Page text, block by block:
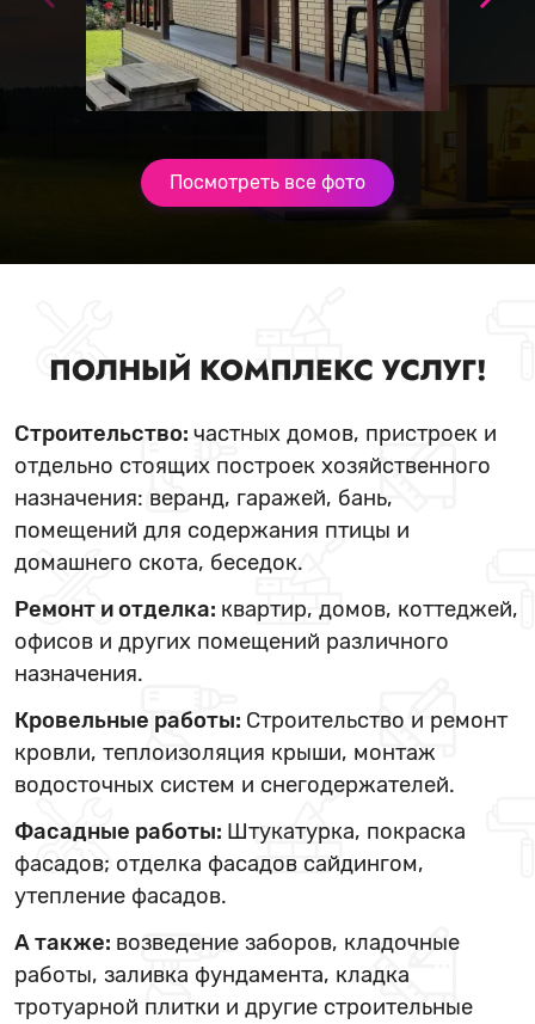
Посмотреть все фото
ПОЛНЫЙ КОМПЛЕКС УСЛУГ!
Строительство: частных домов, пристроек и
отдельно стоящих построек хозяйственного
назначения: веранд, гаражей, бань,
помещений для содержания птицы и
домашнего скота, беседок.
Ремонт и отделка: квартир, домов, коттеджей,
офисов и других помещений различного
назначения.
Кровельные работы: Строительство и ремонт
кровли, теплоизоляция крыши, монтаж
водосточных систем и снегодержателей.
Фасадные работы: Штукатурка, покраска
фасадов; отделка фасадов сайдингом,
утепление фасадов.
А также: возведение заборов, кладочные
работы, заливка фундамента, кладка
тротуарной плитки и другие строительные